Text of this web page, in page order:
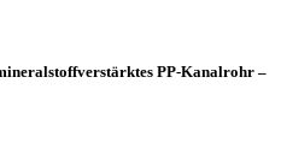
PP-Kanalrohr –